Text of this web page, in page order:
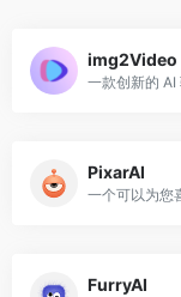
img2Video
一款创新的
PixarAI
FurryAI